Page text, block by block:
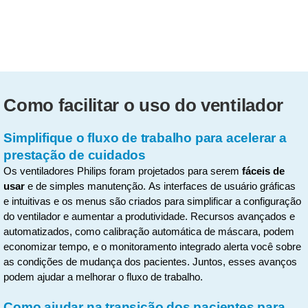
tempo e esforço da equipe à medida
entre os setores do hospital.
Como facilitar o uso do ventilador
Simplifique o fluxo de trabalho para acelerar a
prestação de cuidados
Os ventiladores Philips foram projetados para serem fáceis de
usar e de simples manutenção. As interfaces de usuário gráficas
e intuitivas e os menus são criados para simplificar a configuração
do ventilador e aumentar a produtividade. Recursos avançados e
automatizados, como calibração automática de máscara, podem
economizar tempo, e o monitoramento integrado alerta você sobre
as condições de mudança dos pacientes. Juntos, esses avanços
podem ajudar a melhorar o fluxo de trabalho.